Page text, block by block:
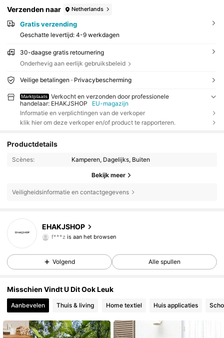
Verzenden naar Netherlands
Gratis verzending
Geschatte levertijd: 4-9 werkdagen
30-daagse gratis retournering
Onderhevig aan eerlijk gebruiksbeleid
Veilige betalingen · Privacybescherming
Marktplaats
Verkocht en verzonden door professionele
handelaar: EHAKJSHOP
EU-magazijn
Informatie en verplichtingen van de verkoper
klik hier om deze verkoper en/of product te rapporteren.
Productdetails
Scènes: Kamperen, Dagelijks, Buiten
Bekijk meer
Veiligheidsinformatie en contactgegevens
EHAKJSHOP
f***zis aan het browsen
4.65
326 Volgers
4.65 326 Volgers
4.65 326 Volgers
4.65
Volgend Alle spullen
Misschien Vindt U Dit Ook Leuk
Aanbevelen Thuis & living Home textiel Huis applicaties